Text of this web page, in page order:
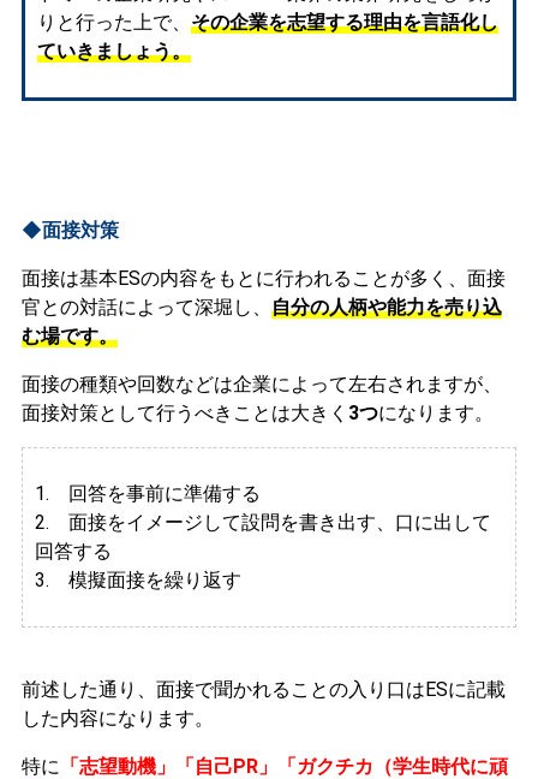
りと行った上で、 その企業を志望する理由を言語化し
ていきましょう。
◆面接対策
面接は基本ESの内容をもとに行われることが多く、面接
官との対話によって深堀し、 自分の人柄や能力を売り込
む場です。
面接の種類や回数などは企業によって左右されますが、
面接対策として行うべきことは大きく 3つになります。
1. 回答を事前に準備する
2. 面接をイメージして設問を書き出す、口に出して
回答する
3. 模擬面接を繰り返す
前述した通り、面接で聞かれることの入り口はESに記載
した内容になります。
特に 「志望動機」「自己PR」「ガクチカ（学生時代に頑